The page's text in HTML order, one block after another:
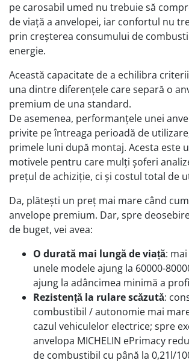
pe carosabil umed nu trebuie să
de viață a anvelopei, iar confortul nu
prin creșterea consumului de
energie.
Această capacitate de a echilibra
una dintre diferențele care separă o
premium de una standard.
De asemenea, performanțele unei
privite pe întreaga perioadă de
primele luni după montaj. Acesta este
motivele pentru care mulți șoferi
prețul de achiziție, ci și costul total de
Da, plătești un preț mai mare când
anvelope premium. Dar, spre
de buget, vei avea:
O durată mai lungă de viață:
unele modele ajung la 60000-
ajung la adâncimea minimă a
Rezistență la rulare scăzută:
combustibil / autonomie mai
cazul vehiculelor electrice; spre
anvelopa MICHELIN ePrimacy
de combustibil cu până la 0,21l/